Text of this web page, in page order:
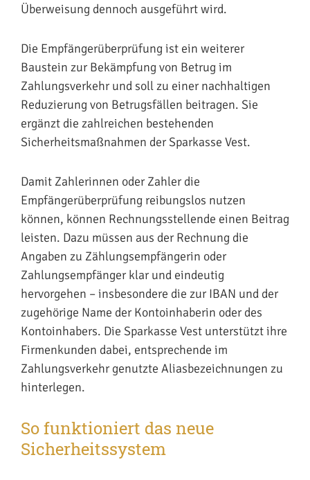
Überweisung dennoch ausgeführt wird.
Die Empfängerüberprüfung ist ein weiterer
Baustein zur Bekämpfung von Betrug im
Zahlungsverkehr und soll zu einer nachhaltigen
Reduzierung von Betrugsfällen beitragen. Sie
ergänzt die zahlreichen bestehenden
Sicherheitsmaßnahmen der Sparkasse Vest.
Damit Zahlerinnen oder Zahler die
Empfängerüberprüfung reibungslos nutzen
können, können Rechnungsstellende einen Beitrag
leisten. Dazu müssen aus der Rechnung die
Angaben zu Zählungsempfängerin oder
Zahlungsempfänger klar und eindeutig
hervorgehen – insbesondere die zur IBAN und der
zugehörige Name der Kontoinhaberin oder des
Kontoinhabers. Die Sparkasse Vest unterstützt ihre
Firmenkunden dabei, entsprechende im
Zahlungsverkehr genutzte Aliasbezeichnungen zu
hinterlegen.
So funktioniert das neue
Sicherheitssystem